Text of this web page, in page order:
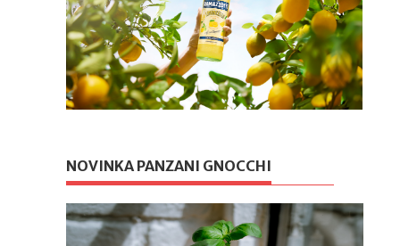
NOVINKA PANZANI GNOCCHI